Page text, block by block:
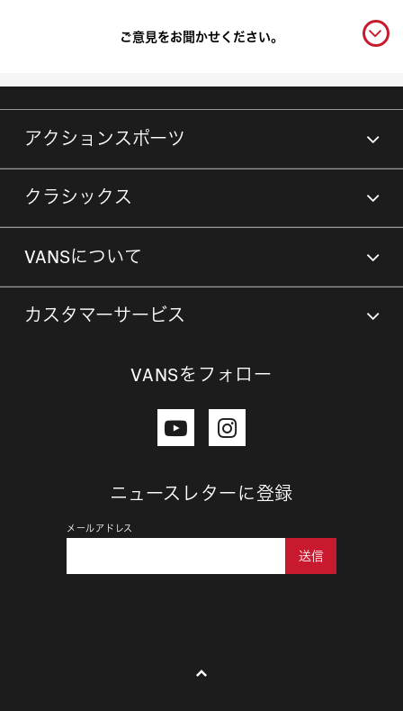
ご意見をお聞かせください。
アクションスポーツ
クラシックス
VANSについて
カスタマーサービス
VANSをフォロー
ニュースレターに登録
メールアドレス
送信